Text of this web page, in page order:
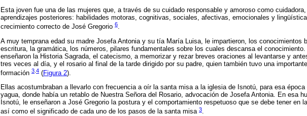
Esta joven fue una de las mujeres que, a través de su cuidado responsable y amoroso como
aprendizajes posteriores: habilidades motoras, cognitivas, sociales, afectivas, emocionales y
crecimiento correcto de José Gregorio 6.
A muy temprana edad su madre Josefa Antonia y su tía María Luisa, le impartieron, los conocimientos
escritura, la gramática, los números, pilares fundamentales sobre los cuales descansa el
enseñaron la Historia Sagrada, el catecismo, a memorizar y rezar breves oraciones al levantarse y
tres veces al día, y el rosario al final de la tarde dirigido por su padre, quien también tuvo una
formación 3 4 (Figura 2).
Ellas acostumbraban a llevarlo con frecuencia a oír la santa misa a la iglesia de Isnotú, para esa
yagua, donde había un retablo de Nuestra Señora del Rosario, advocación de Josefa Antonia. En esa
Isnotú, le enseñaron a José Gregorio la postura y el comportamiento respetuoso que se debe tener en
así como el significado de cada uno de los pasos de la santa misa 3.